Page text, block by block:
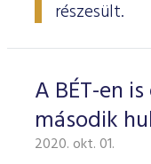
részesült.
A BÉT-en
második
2020. okt. 01.